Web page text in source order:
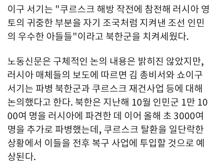
이구 서기는 "쿠르스크 해방 작전에 참전해 러시아 영
토의 귀중한 부분을 자기 조국처럼 지켜낸 조선 인민
의 우수한 아들들"이라고 북한군을 치켜세웠다.
노동신문은 구체적인 논의 내용은 밝히진 않았지만,
러시아 매체들의 보도에 따르면 김 총비서와 쇼이구
서기는 파병 북한군과 쿠르스크 재건사업 등에 대해
논의했다고 한다. 북한은 지난해 10월 인민군 1만 10
00여 명을 러시아에 파견한 데 이어 올해 초 3000여
명을 추가로 파병했는데, 쿠르스크 탈환을 일단락한
상황에서 이들을 전후 복구 사업에 투입할 것으로 예
상된다.